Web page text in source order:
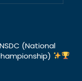
NSDC (National